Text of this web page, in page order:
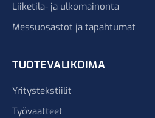
Liiketila- ja ulkomainonta
Messuosastot ja tapahtumat
TUOTEVALIKOIMA
Yritystekstiilit
Työvaatteet